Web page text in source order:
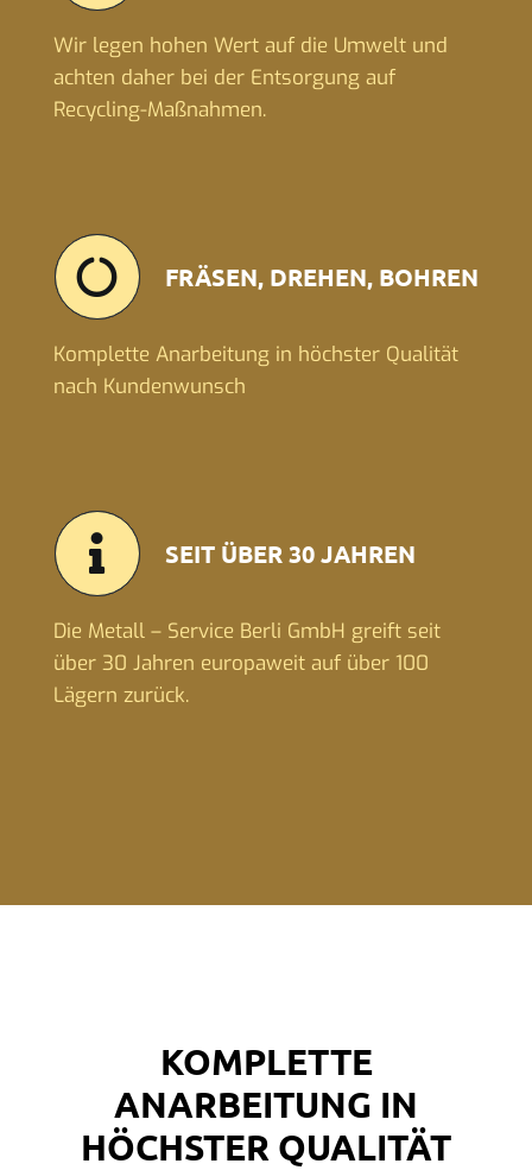
Wir legen hohen Wert auf die Umwelt und
achten daher bei der Entsorgung auf
Recycling-Maßnahmen.
FRÄSEN, DREHEN, BOHREN
Komplette Anarbeitung in höchster Qualität
nach Kundenwunsch
SEIT ÜBER 30 JAHREN
Die Metall – Service Berli GmbH greift seit
über 30 Jahren europaweit auf über 100
Lägern zurück.
KOMPLETTE
ANARBEITUNG IN
HÖCHSTER QUALITÄT